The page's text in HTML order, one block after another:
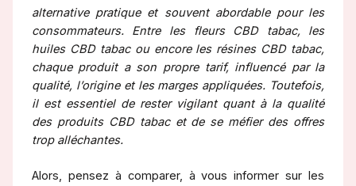
alternative pratique et souvent abordable pour les
consommateurs. Entre les fleurs CBD tabac, les
huiles CBD tabac ou encore les résines CBD tabac,
chaque produit a son propre tarif, influencé par la
qualité, l’origine et les marges appliquées. Toutefois,
il est essentiel de rester vigilant quant à la qualité
des produits CBD tabac et de se méfier des offres
trop alléchantes.
Alors, pensez à comparer, à vous informer sur les